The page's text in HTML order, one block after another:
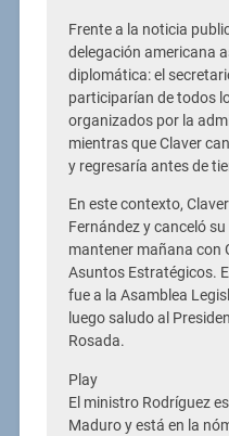
Frente a la noticia
delegación americana
diplomática: el
participarían de todos
organizados por la
mientras que Claver
y regresaría antes de
En este contexto,
Fernández y canceló
mantener mañana con
Asuntos Estratégicos.
fue a la Asamblea
luego saludo al
Rosada.
Play
El ministro Rodríguez
Maduro y está en la